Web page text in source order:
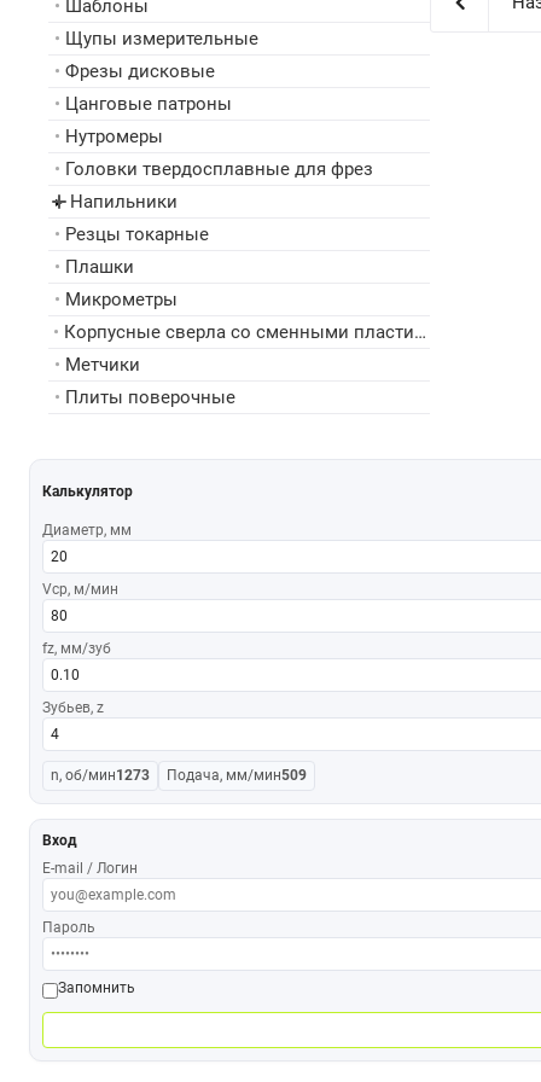
• Шаблоны
• Щупы измерительные
• Фрезы дисковые
• Цанговые патроны
• Нутромеры
• Головки твердосплавные для фрез
▸ Напильники
• Резцы токарные
• Плашки
• Микрометры
•
Корпусные сверла со сменными пластинами
• Метчики
• Плиты поверочные
Калькулятор
Диаметр, мм
Vср, м/мин
fz, мм/зуб
Зубьев, z
n, об/мин1273 Подача, мм/мин509
Вход
E-mail / Логин
Пароль
Запомнить